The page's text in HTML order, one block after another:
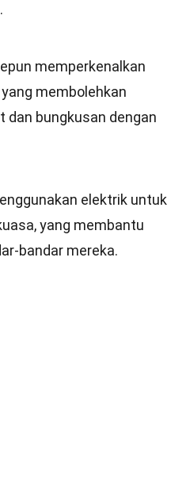
memperkenalkan
membolehkan
dan bungkusan dengan
elektrik untuk
yang membantu
bandar mereka.